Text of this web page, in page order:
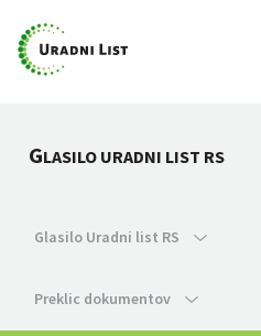
GLASILO URADNI LIST RS
Glasilo Uradni list RS
Preklic dokumentov